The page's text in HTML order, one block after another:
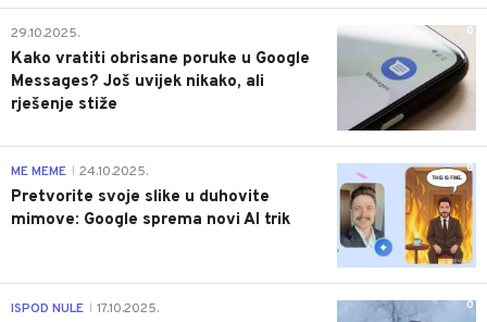
0
29.10.2025.
Kako vratiti obrisane poruke u Google
Messages? Još uvijek nikako, ali
rješenje stiže
0
ME MEME 24.10.2025.
Pretvorite svoje slike u duhovite
mimove: Google sprema novi AI trik
0
ISPOD NULE 17.10.2025.